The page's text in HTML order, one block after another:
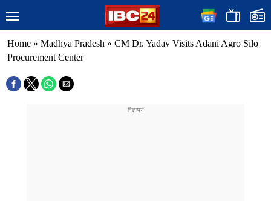
Home » Madhya Pradesh » CM Dr. Yadav Visits Adani Agro Silo
Procurement Center